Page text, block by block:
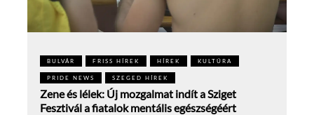
BULVÁR FRISS HÍREK HÍREK KULTÚRA
PRIDE NEWS SZEGED HÍREK
Zene és lélek: Új mozgalmat indít a Sziget
Fesztivál a fiatalok mentális egészségéért